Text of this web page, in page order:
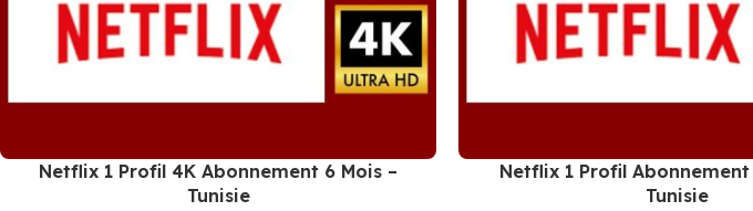
Netflix 1 Profil 4K Abonnement 6 Mois –
Tunisie
Netflix 1 Profil Abonnement
Tunisie